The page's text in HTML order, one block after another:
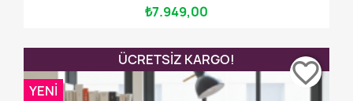
₺7.949,00
ÜCRETSIZ KARGO!
YENI
favorite_border